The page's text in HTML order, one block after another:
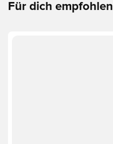
Für dich empfohlen